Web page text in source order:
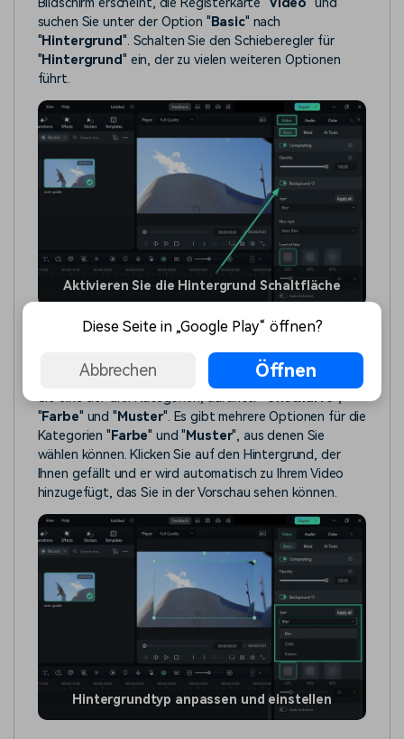
Bildschirm erscheint, die Registerkarte " Video " und
suchen Sie unter der Option " Basic" nach
"Hintergrund". Schalten Sie den Schieberegler für
"Hintergrund" ein, der zu vielen weiteren Optionen
führt.
Aktivieren Sie die Hintergrund Schaltfläche
Schritt 4: Hintergrund personalisieren
Unter dem Abschnitt "
Hintergrund
" sehen Sie den
" der Hintergründe. Erweitern Sie ihn und wählen
Sie eine der drei Kategorien, darunter "Unschärfe",
"Farbe" und " Muster". Es gibt mehrere Optionen für die
Kategorien " Farbe" und " Muster", aus denen Sie
wählen können. Klicken Sie auf den Hintergrund, der
Ihnen gefällt und er wird automatisch zu Ihrem Video
hinzugefügt, das Sie in der Vorschau sehen können.
Hintergrundtyp anpassen und einstellen
Diese Seite in „Google Play“ öffnen?
Abbrechen Öffnen